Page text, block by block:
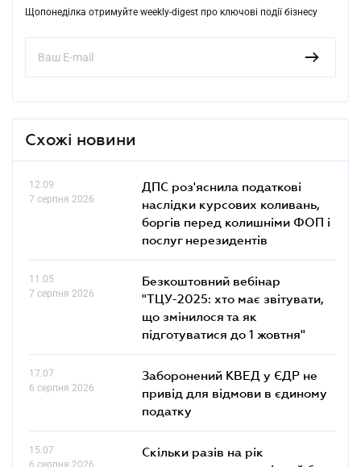
Щопонеділка отримуйте weekly-digest про ключові події бізнесу
Схожі новини
12.09
7 серпня 2026
ДПС роз'яснила податкові
наслідки курсових коливань,
боргів перед колишніми ФОП і
послуг нерезидентів
11.05
7 серпня 2026
Безкоштовний вебінар
"ТЦУ-2025: хто має звітувати,
що змінилося та як
підготуватися до 1 жовтня"
17.07
6 серпня 2026
Заборонений КВЕД у ЄДР не
привід для відмови в єдиному
податку
15.07
6 серпня 2026
Скільки разів на рік